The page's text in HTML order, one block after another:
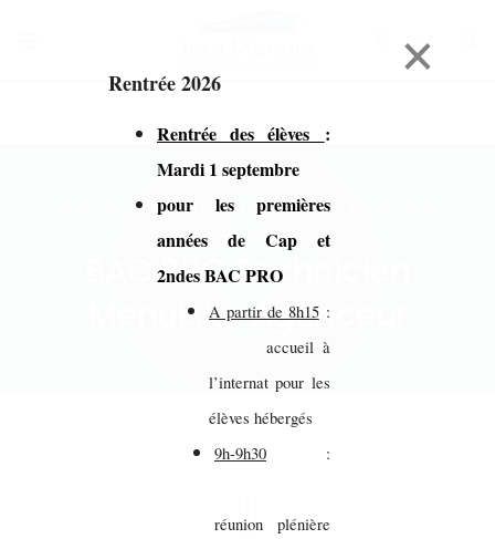
×
Rentrée 2026
Rentrée des élèves :
Mardi 1 septembre
pour les premières
années de Cap et
2ndes BAC PRO
A partir de 8h15:
accueil à
l’internat pour les
élèves hébergés
9h-9h30 :
réunion plénière
Accueil > BAC PRO Technicien Menuisier
Agenceur
BAC PRO Technicien
Menuisier Agenceur